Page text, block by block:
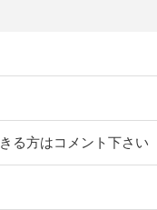
る方はコメント下さい